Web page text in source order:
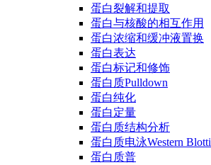
蛋白裂解和提取
蛋白与核酸的相互作用
蛋白浓缩和缓冲液置换
蛋白表达
蛋白标记和修饰
蛋白质Pulldown
蛋白纯化
蛋白定量
蛋白质结构分析
蛋白质电泳Western
蛋白质普